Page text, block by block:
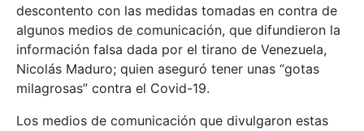
descontento con las medidas tomadas en contra de
algunos medios de comunicación, que difundieron la
información falsa dada por el tirano de Venezuela,
Nicolás Maduro; quien aseguró tener unas “gotas
milagrosas” contra el Covid-19.
Los medios de comunicación que divulgaron estas